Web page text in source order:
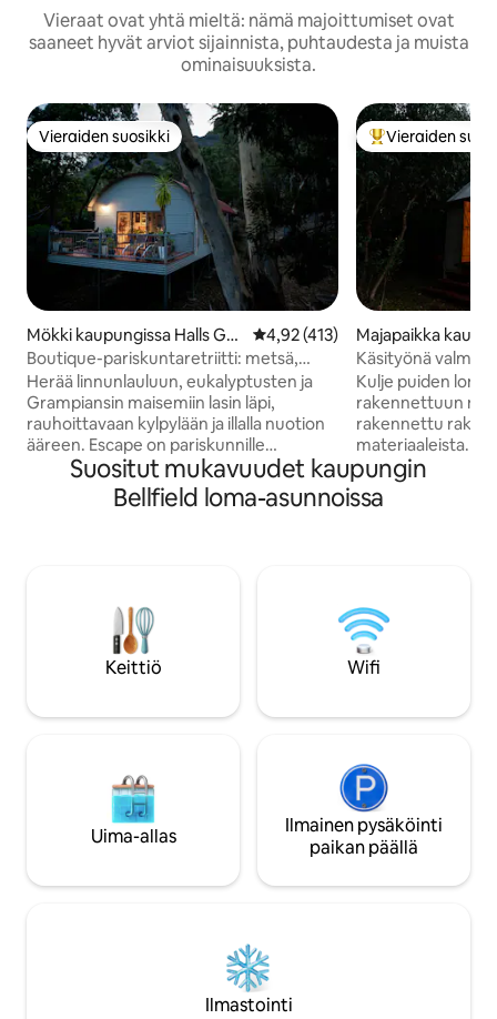
Vieraat ovat yhtä mieltä: nämä majoittumiset ovat
saaneet hyvät arviot sijainnista, puhtaudesta ja muista
ominaisuuksista.
Vieraiden suosikki
Vieraiden suosikki
Mökki kaupungissa Halls Ga
p
Keskimääräinen arvio 4,92/5,
4,92 (413)
Boutique-pariskuntaretriitti: metsä,
kylpylä ja nuotiotuli
Herää linnunlauluun, eukalyptusten ja
Grampiansin maisemiin lasin läpi,
rauhoittavaan kylpylään ja illalla nuotion
ääreen. Escape on pariskunnille
tarkoitettu boutique-lomakohde, joka
sijaitsee kahden metsälohkon
muodostamalla yksityisalueella. Se on
omaperäiset valokuvat ja lasiseinät
tekevät tästä paikasta ainutlaatuisen."
(Jolanta, 2026) Kylpylä, avotuli, korotettu
terassi (suosikkini), täysin varustettu
tahtia, on Escape-aika.
Vieraiden
Vieraiden
Majapaikka
ls Gap
Käsityönä
Grampians
Kulje puiden
rakennettuun
rakennettu
materiaaleista.
henkeäsalpaavat
regeneratiiviselta
kaukaisiin vuoriin.
Ulkohuoneesta
ja niiden villieläimille!
kävelyreitit ovat
kävelymatkan
ruokapaikat. Tule
Suositut mukavuudet kaupungin
Bellfield loma-asunnoissa
Keittiö Wifi
Uima-allas
Ilmainen pysäköinti
paikan päällä
Ilmastointi